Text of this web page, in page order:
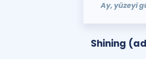
Ay, yüzeyi
Shining